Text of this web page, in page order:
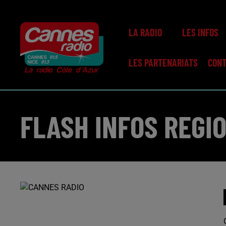
LA RADIO LES INFOS
LES PARTENARIATS
FLASH INFOS